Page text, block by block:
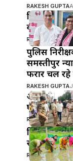
RAKESH GUPTA
हिंदी सिनेमा
बीए ने :
RAKESH GUPTA
पुलिस
समस्तीपुर
फरार चल रहे
RAKESH GUPTA
आभूषण चोरी
घटना स्थल
RAKESH GUPTA
जिला
रोपनी
RAKESH GUPTA